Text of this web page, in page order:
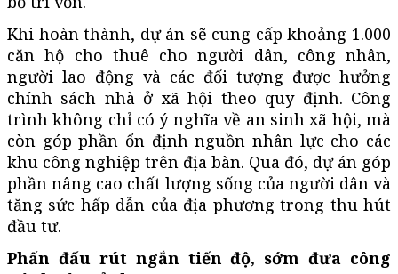
Khi hoàn thành, dự án sẽ cung cấp khoảng 1.000
căn hộ cho thuê cho người dân, công nhân,
người lao động và các đối tượng được hưởng
chính sách nhà ở xã hội theo quy định. Công
trình không chỉ có ý nghĩa về an sinh xã hội, mà
còn góp phần ổn định nguồn nhân lực cho các
khu công nghiệp trên địa bàn. Qua đó, dự án góp
phần nâng cao chất lượng sống của người dân và
tăng sức hấp dẫn của địa phương trong thu hút
đầu tư.
Phấn đấu rút ngắn tiến độ, sớm đưa công